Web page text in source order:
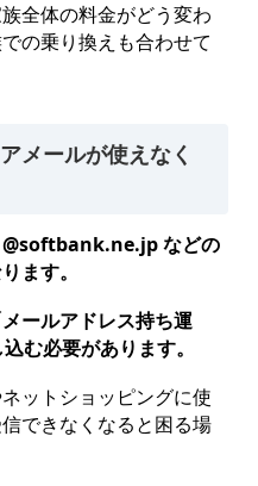
全体の料金がどう変わ
の乗り換えも合わせて
メールが使えなく
@softbank.ne.jp などの
ます。
ールアドレス持ち運
む必要があります。
ットショッピングに使
できなくなると困る場